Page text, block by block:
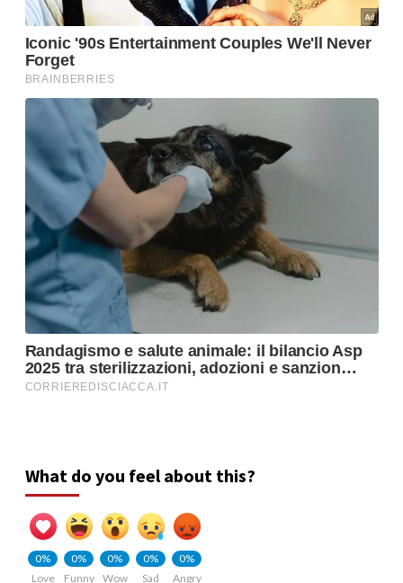
What do you feel about this?
0%
Love
0%
Funny
0%
Wow
0%
Sad
0%
Angry